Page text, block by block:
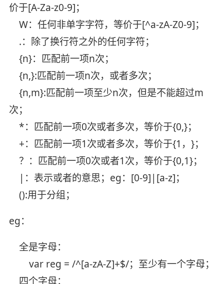
价于[A-Za-z0-9]；
W：任何非单字字符，等价于[^a-zA-Z0-9]；
.：除了换行符之外的任何字符；
{n}：匹配前一项n次；
{n,}:匹配前一项n次，或者多次；
{n,m}:匹配前一项至少n次，但是不能超过m
次；
*：匹配前一项0次或者多次，等价于{0,}；
+：匹配前一项1次或者多次，等价于{1，}；
？：匹配前一项0次或者1次，等价于{0,1}；
|：表示或者的意思；eg：[0-9]|[a-z]；
():用于分组；
eg：
全是字母：
var reg = /^[a-zA-Z]+$/；至少有一个字母；
四个字母：